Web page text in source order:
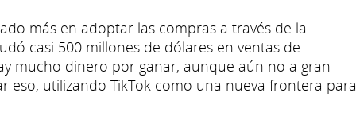
más en adoptar las compras a través de la
casi 500 millones de dólares en ventas de
mucho dinero por ganar, aunque aún no a gran
eso, utilizando TikTok como una nueva frontera para